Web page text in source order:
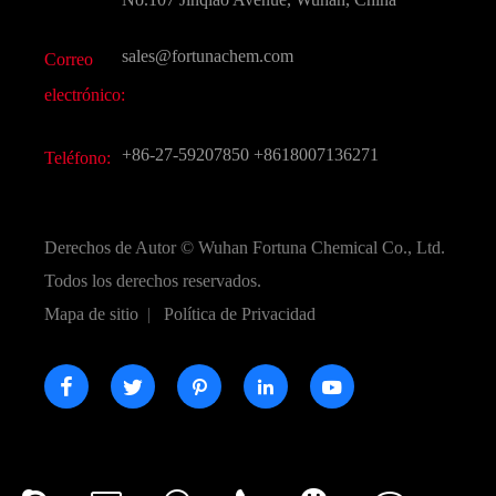
CAS químico
Todos los productos químicos finos
Correo
electrónico:
sales@fortunachem.com
Teléfono: +86-27-59207850 +8618007136271
Derechos de Autor © Wuhan Fortuna Chemical Co., Ltd.
Todos los derechos reservados.
Mapa de sitio | Política de Privacidad
    